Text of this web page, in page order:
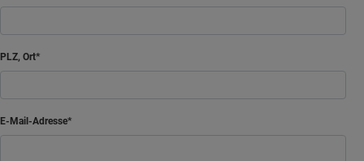
PLZ, Ort
E-Mail-Adresse